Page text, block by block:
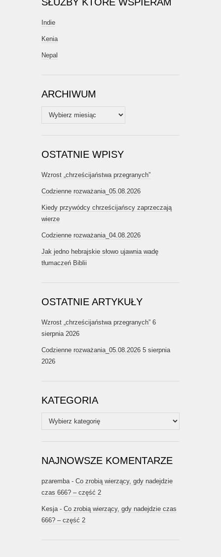
Indie
Kenia
Nepal
ARCHIWUM
Archiwum
OSTATNIE WPISY
Wzrost „chrześcijaństwa przegranych”
Codzienne rozważania_05.08.2026
Kiedy przywódcy chrześcijańscy zaprzeczają
wierze
Codzienne rozważania_04.08.2026
Jak jedno hebrajskie słowo ujawnia wadę
tłumaczeń Biblii
OSTATNIE ARTYKUŁY
Wzrost „chrześcijaństwa przegranych” 6
sierpnia 2026
Codzienne rozważania_05.08.2026 5 sierpnia
2026
KATEGORIA
Kategoria
NAJNOWSZE KOMENTARZE
pzaremba- Co zrobią wierzący, gdy nadejdzie
czas 666? – część 2
Kesja- Co zrobią wierzący, gdy nadejdzie czas
666? – część 2